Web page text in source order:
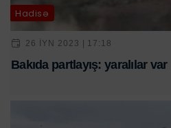
Hadisə
26 IYN 2023 | 17:18
Bakıda partlayış: yaralılar var